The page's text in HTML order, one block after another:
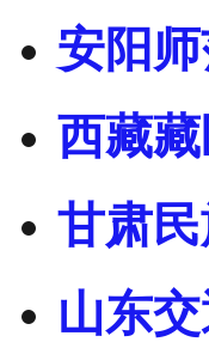
安阳
西藏
甘肃
山东